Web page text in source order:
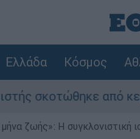
Ελλάδα Κόσμος
από κεραυνό κατά
ζωής»: Η συγκλονιστική